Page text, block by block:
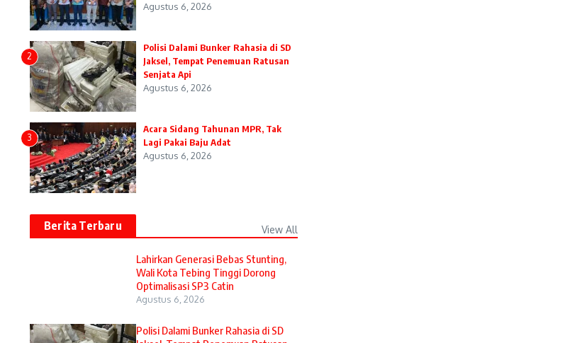
Agustus 6, 2026
2
Polisi Dalami Bunker Rahasia di SD
Jaksel, Tempat Penemuan Ratusan
Senjata Api
Agustus 6, 2026
3
Acara Sidang Tahunan MPR, Tak
Lagi Pakai Baju Adat
Agustus 6, 2026
Berita Terbaru View All
Lahirkan Generasi Bebas Stunting,
Wali Kota Tebing Tinggi Dorong
Optimalisasi SP3 Catin
Agustus 6, 2026
Polisi Dalami Bunker Rahasia di SD